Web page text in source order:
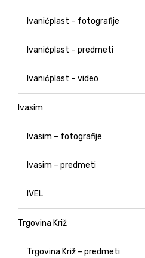
Ivanićplast – fotografije
Ivanićplast – predmeti
Ivanićplast – video
Ivasim
Ivasim – fotografije
Ivasim – predmeti
IVEL
Trgovina Križ
Trgovina Križ – predmeti